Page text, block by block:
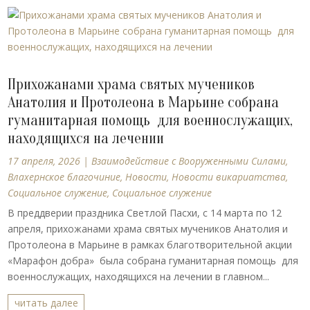
Прихожанами храма святых мучеников
Анатолия и Протолеона в Марьине собрана
гуманитарная помощь для военнослужащих,
находящихся на лечении
17 апреля, 2026 |Взаимодействие с Вооруженными Силами,
Влахернское благочиние,Новости,Новости викариатства,
Социальное служение, Социальное служение
В преддверии праздника Светлой Пасхи, с 14 марта по 12
апреля, прихожанами храма святых мучеников Анатолия и
Протолеона в Марьине в рамках благотворительной акции
«Марафон добра» была собрана гуманитарная помощь для
военнослужащих, находящихся на лечении в главном...
читать далее